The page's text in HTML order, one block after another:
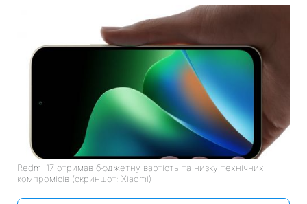
Redmi 17 отримав бюджетну вартість та низку технічних
компромісів (скриншот: Xiaomi)